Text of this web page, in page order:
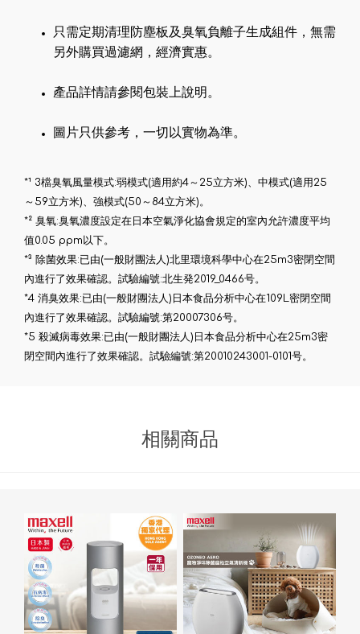
只需定期清理防塵板及臭氧負離子生成組件，無需
另外購買過濾網，經濟實惠。
產品詳情請參閱包裝上說明。
圖片只供參考，一切以實物為準。
*¹ 3檔臭氧風量模式:弱模式(適用約4～25立方米)、中模式(適用25
～59立方米)、強模式(50～84立方米)。
*² 臭氧:臭氧濃度設定在日本空氣淨化協會規定的室內允許濃度平均
值0.05 ppm以下。
*³ 除菌效果:已由(一般財團法人)北里環境科學中心在25m3密閉空間
內進行了效果確認。試驗編號:北生発2019_0466号。
*4 消臭效果:已由(一般財團法人)日本食品分析中心在109L密閉空間
內進行了效果確認。試驗編號:第20007306号。
*5 殺滅病毒效果:已由(一般財團法人)日本食品分析中心在25m3密
閉空間內進行了效果確認。試驗編號:第20010243001-0101号。
相關商品